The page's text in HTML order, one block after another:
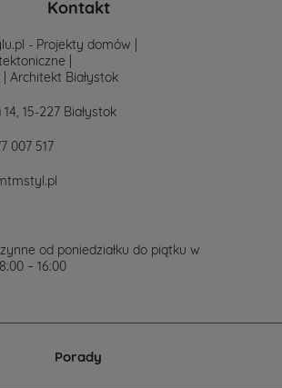
Kontakt
- Projekty domów |
|
Architekt Białystok
15-227 Białystok
007 517
od poniedziałku do piątku w
– 16:00
Porady